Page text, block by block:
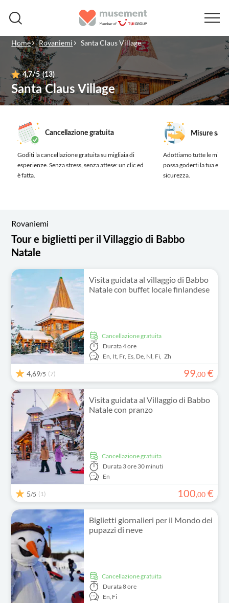
Home Rovaniemi Santa Claus Village
4,7/5 (13)
Santa Claus Village
Cancellazione gratuita
Goditi la cancellazione gratuita su migliaia di
esperienze. Senza stress, senza attese: un clic ed
è fatta.
Misure
Adottiamo tutte le
possa goderti la tua
sicurezza.
Rovaniemi
Tour e biglietti per il Villaggio di Babbo
Natale
Visita guidata al villaggio di Babbo
Natale con buffet locale finlandese
Cancellazione gratuita
Durata4 ore
En, It, Fr, Es, De, Nl, Fi, Zh
4,69/5 (7) 99,00 €
Visita guidata al Villaggio di Babbo
Natale con pranzo
Cancellazione gratuita
Durata 3 ore 30 minuti
En
5/5 (1) 100,00 €
Biglietti giornalieri per il Mondo dei
pupazzi di neve
Cancellazione gratuita
Durata8 ore
En, Fi